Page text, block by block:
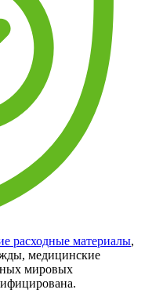
расходные материалы,
медицинские
мировых